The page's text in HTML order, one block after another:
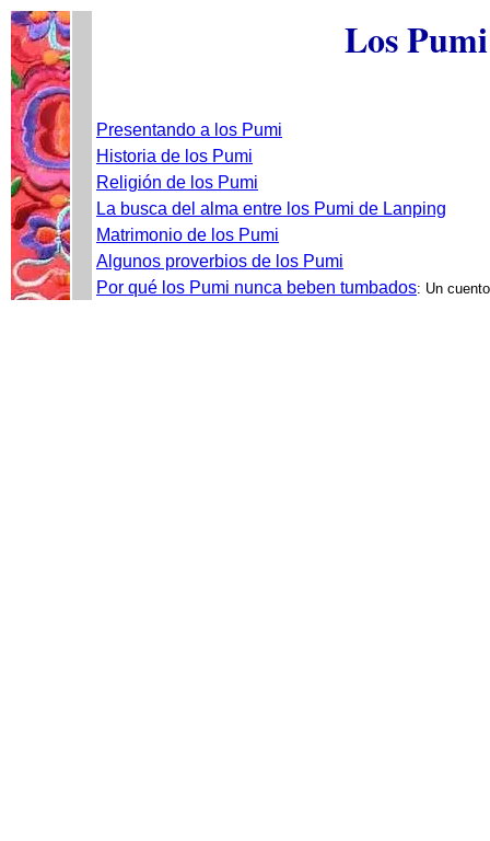
Los
Presentando a los Pumi
Historia de los Pumi
Religión de los Pumi
La busca del alma entre los Pumi de Lanping
Matrimonio de los Pumi
Algunos proverbios de los Pumi
Por qué los Pumi nunca beben tumbados: Un